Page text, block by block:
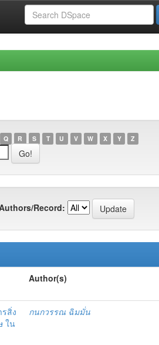
Q R S T U V W X Y Z
Record:
Author(s)
สิ่ง
ใน
กนกวรรณ ฉิมมั่น